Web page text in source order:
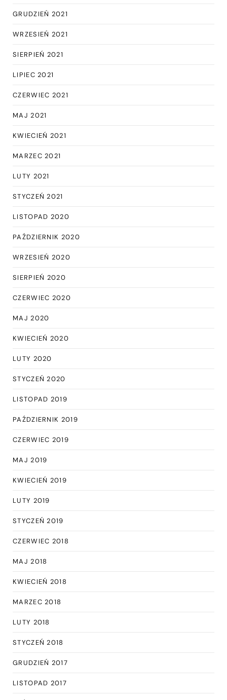
GRUDZIEŃ 2021
WRZESIEŃ 2021
SIERPIEŃ 2021
LIPIEC 2021
CZERWIEC 2021
MAJ 2021
KWIECIEŃ 2021
MARZEC 2021
LUTY 2021
STYCZEŃ 2021
LISTOPAD 2020
PAŹDZIERNIK 2020
WRZESIEŃ 2020
SIERPIEŃ 2020
CZERWIEC 2020
MAJ 2020
KWIECIEŃ 2020
LUTY 2020
STYCZEŃ 2020
LISTOPAD 2019
PAŹDZIERNIK 2019
CZERWIEC 2019
MAJ 2019
KWIECIEŃ 2019
LUTY 2019
STYCZEŃ 2019
CZERWIEC 2018
MAJ 2018
KWIECIEŃ 2018
MARZEC 2018
LUTY 2018
STYCZEŃ 2018
GRUDZIEŃ 2017
LISTOPAD 2017